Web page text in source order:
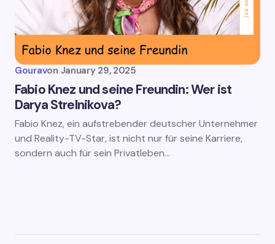
Gouravon January 29, 2025
Fabio Knez und seine Freundin: Wer ist
Darya Strelnikova?
Fabio Knez, ein aufstrebender deutscher Unternehmer
und Reality-TV-Star, ist nicht nur für seine Karriere,
sondern auch für sein Privatleben…